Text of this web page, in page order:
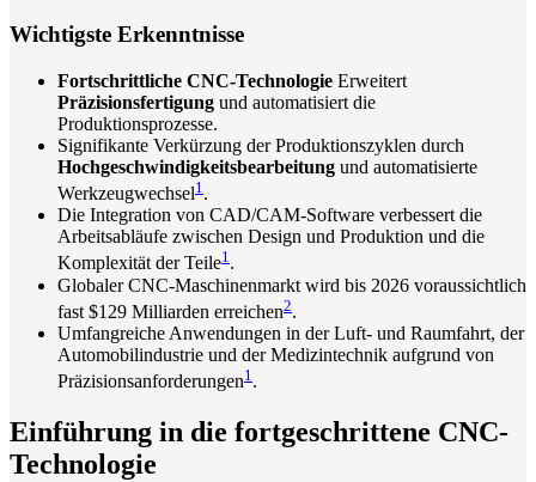
Wichtigste Erkenntnisse
Fortschrittliche CNC-Technologie Erweitert
Präzisionsfertigung und automatisiert die
Produktionsprozesse.
Signifikante Verkürzung der Produktionszyklen durch
Hochgeschwindigkeitsbearbeitung und automatisierte
Werkzeugwechsel1.
Die Integration von CAD/CAM-Software verbessert die
Arbeitsabläufe zwischen Design und Produktion und die
Komplexität der Teile1.
Globaler CNC-Maschinenmarkt wird bis 2026 voraussichtlich
fast $129 Milliarden erreichen2.
Umfangreiche Anwendungen in der Luft- und Raumfahrt, der
Automobilindustrie und der Medizintechnik aufgrund von
Präzisionsanforderungen1 .
Einführung in die fortgeschrittene CNC-
Technologie